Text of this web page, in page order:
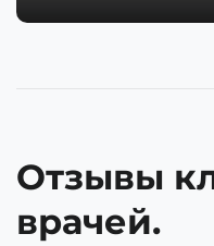
Отзывы
врачей.